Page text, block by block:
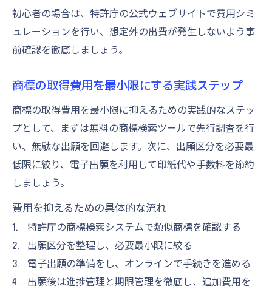
初心者の場合は、特許庁の公式ウェブサイトで費用シミ
ュレーションを行い、想定外の出費が発生しないよう事
前確認を徹底しましょう。
商標の取得費用を最小限にする実践ステップ
商標の取得費用を最小限に抑えるための実践的なステッ
プとして、まずは無料の商標検索ツールで先行調査を行
い、無駄な出願を回避します。次に、出願区分を必要最
低限に絞り、電子出願を利用して印紙代や手数料を節約
しましょう。
費用を抑えるための具体的な流れ
特許庁の商標検索システムで類似商標を確認する
出願区分を整理し、必要最小限に絞る
電子出願の準備をし、オンラインで手続きを進める
出願後は進捗管理と期限管理を徹底し、追加費用を